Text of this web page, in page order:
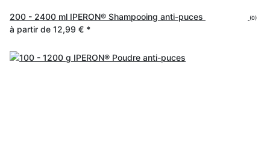
200 - 2400 ml IPERON® Shampooing anti-puces (0)
à partir de 12,99 € *